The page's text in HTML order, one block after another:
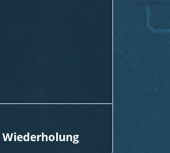
Wiederholung